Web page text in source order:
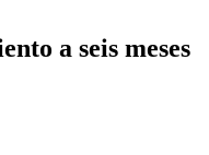
a seis meses